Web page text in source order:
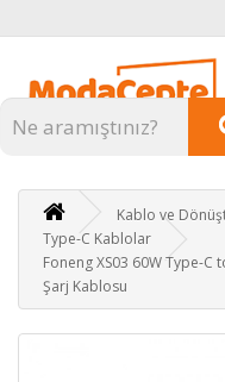
Kategoriler
Kablo ve
Type-C Kablolar
Foneng XS03 60W Type-C
Şarj Kablosu